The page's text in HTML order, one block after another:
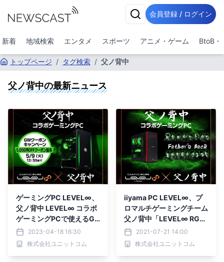
会員登録 / ログイン
新着 地域検索 エンタメ スポーツ アニメ・ゲーム BtoB・
トップページ / タグ検索 / 父ノ背中
父ノ背中の最新ニュース
ゲーミングPC LEVEL∞、
父ノ背中 LEVEL∞ コラボ
ゲーミングPCで使えるG
W 5,000円OFFクーポン
キャンペーン実施
2023-04-18 16:30
株式会社ユニットコム
iiyama PC LEVEL∞、プ
ロマルチゲーミングチーム
父ノ背中「LEVEL∞ RGB
Build」コラボゲーミング
PC発売
2021-07-21 14:00
株式会社ユニットコム